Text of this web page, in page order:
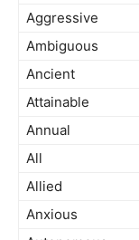
Aggressive
Ambiguous
Ancient
Attainable
Annual
All
Allied
Anxious